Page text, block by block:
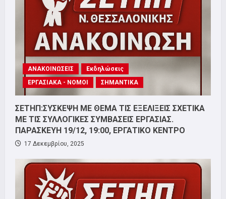
ΑΝΑΚΟΙΝΩΣΕΙΣ
Εκδηλώσεις
ΕΡΓΑΣΙΑΚΑ - ΝΟΜΟΙ
ΣΗΜΑΝΤΙΚΑ
ΣΕΤΗΠ:ΣΥΣΚΕΨΗ ΜΕ ΘΕΜΑ ΤΙΣ ΕΞΕΛΙΞΕΙΣ ΣΧΕΤΙΚΑ
ΜΕ ΤΙΣ ΣΥΛΛΟΓΙΚΕΣ ΣΥΜΒΑΣΕΙΣ ΕΡΓΑΣΙΑΣ.
ΠΑΡΑΣΚΕΥΗ 19/12, 19:00, ΕΡΓΑΤΙΚΟ ΚΕΝΤΡΟ
17 Δεκεμβρίου, 2025